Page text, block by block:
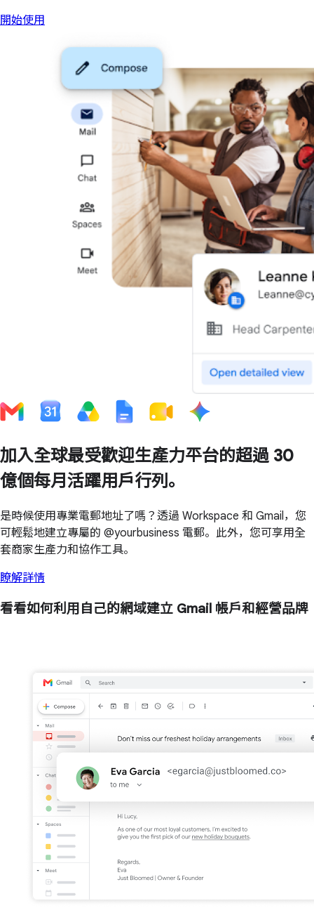
開始使用
加入全球最受歡迎生產力平台的超過 30
億個每月活躍用戶行列。
是時候使用專業電郵地址了嗎？透過 Workspace 和 Gmail，您
可輕鬆地建立專屬的 @yourbusiness 電郵。此外，您可享用全
套商家生產力和協作工具。
瞭解詳情
看看如何利用自己的網域建立 Gmail 帳戶和經營品牌